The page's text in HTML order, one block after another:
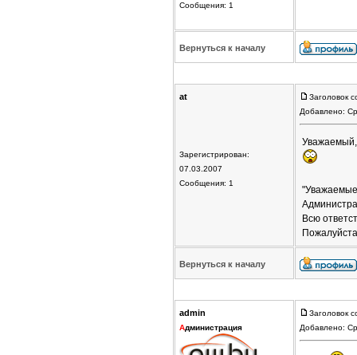
Сообщения: 1
Вернуться к началу
at
Зарегистрирован:
07.03.2007
Сообщения: 1
Заголовок
Добавлено:
Уважаемый,
Всю
Вернуться к началу
admin
Администрация
Заголовок
Добавлено: